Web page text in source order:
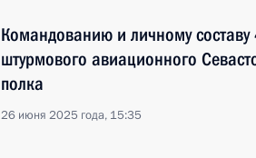
Командованию и личному составу
штурмового авиационного
полка
26 июня 2025 года, 15:35